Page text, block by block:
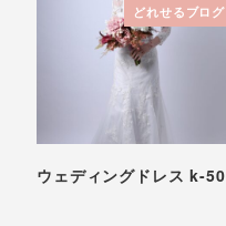
どれせるブログ
ウェディングドレス k-50